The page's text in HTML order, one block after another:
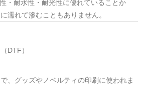
・耐水性・耐光性に優れていることか
濡れて滲むこともありません。
DTF）
、グッズやノベルティの印刷に使われま